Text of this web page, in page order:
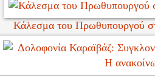
Κάλεσμα του Πρωθυπουργού